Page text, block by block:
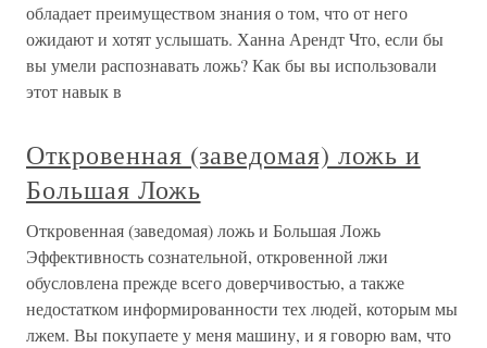
обладает преимуществом знания о том, что от него
ожидают и хотят услышать. Ханна Арендт Что, если бы
вы умели распознавать ложь? Как бы вы использовали
этот навык в
Откровенная (заведомая) ложь и
Большая Ложь
Откровенная (заведомая) ложь и Большая Ложь
Эффективность сознательной, откровенной лжи
обусловлена прежде всего доверчивостью, а также
недостатком информированности тех людей, которым мы
лжем. Вы покупаете у меня машину, и я говорю вам, что